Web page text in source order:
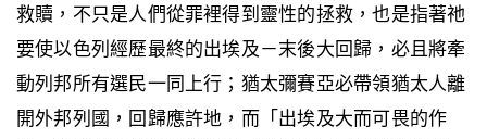
救贖，不只是人們從罪裡得到靈性的拯救，也是指著祂
要使以色列經歷最終的出埃及－末後大回歸，必且將牽
動列邦所有選民一同上行；猶太彌賽亞必帶領猶太人離
開外邦列國，回歸應許地，而「出埃及大而可畏的作